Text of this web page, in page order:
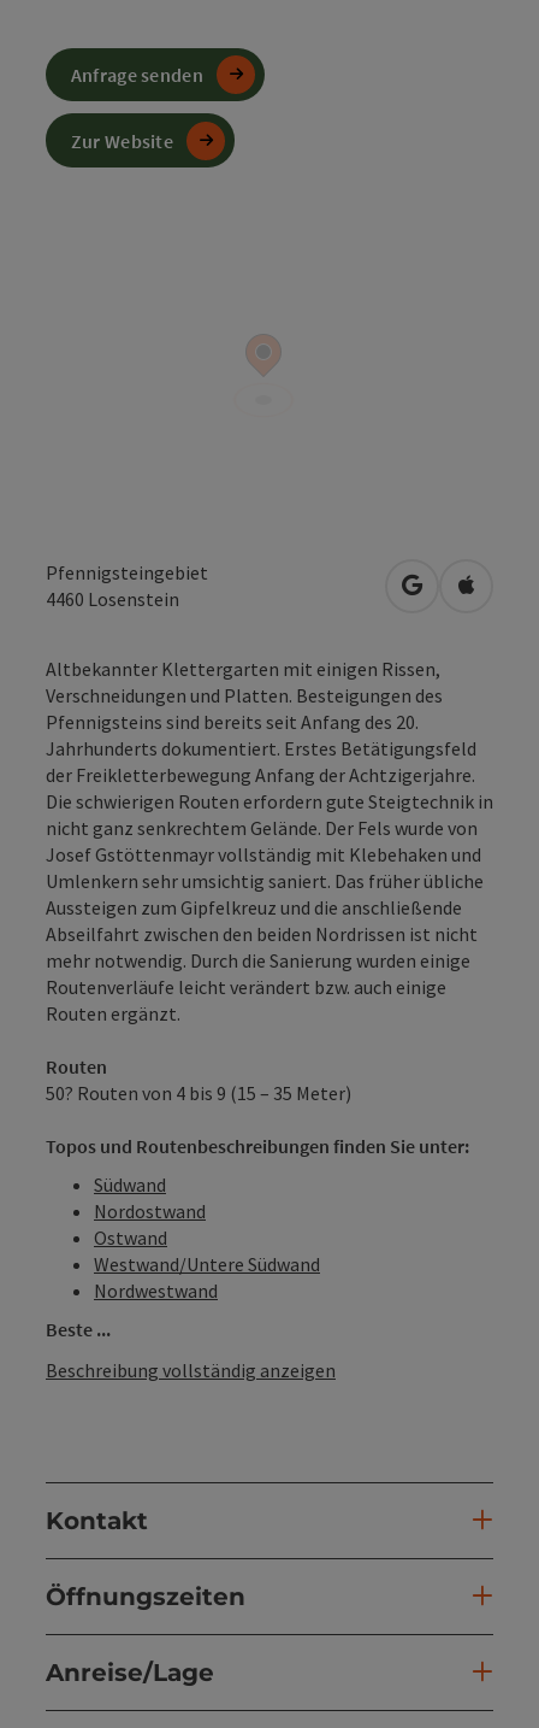
Pfennigsteingebiet
4460 Losenstein in Google
in
Altbekannter Klettergarten mit einigen Rissen,
Verschneidungen und Platten. Besteigungen des
Pfennigsteins sind bereits seit Anfang des 20.
Jahrhunderts dokumentiert. Erstes Betätigungsfeld
der Freikletterbewegung Anfang der Achtzigerjahre.
Die schwierigen Routen erfordern gute Steigtechnik in
nicht ganz senkrechtem Gelände. Der Fels wurde von
Josef Gstöttenmayr vollständig mit Klebehaken und
Umlenkern sehr umsichtig saniert. Das früher übliche
Aussteigen zum Gipfelkreuz und die anschließende
Abseilfahrt zwischen den beiden Nordrissen ist nicht
mehr notwendig. Durch die Sanierung wurden einige
Routenverläufe leicht verändert bzw. auch einige
Routen ergänzt.
Routen
50? Routen von 4 bis 9 (15 – 35 Meter)
Topos und Routenbeschreibungen finden Sie unter:
Südwand
Nordostwand
Ostwand
Westwand/Untere Südwand
Nordwestwand
Beste ...
Beschreibung vollständig anzeigen
Kontakt
Öffnungszeiten
Anreise/Lage
Anfrage senden
Zur Website